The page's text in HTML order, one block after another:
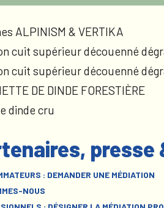
ALPINISM & VERTIKA
cuit supérieur découenné
cuit supérieur découenné
DE DINDE FORESTIÈRE
dinde cru
presse
: DEMANDER UNE MÉDIATION
NOUS